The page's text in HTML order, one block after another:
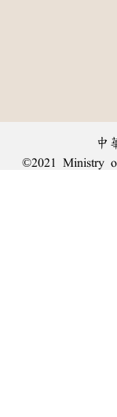
中
©2021 Ministry